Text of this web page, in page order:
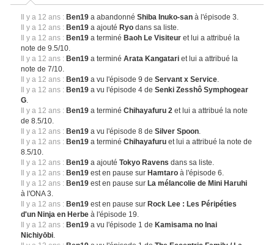
Il y a 12 ans : Ben19 a abandonnéShiba Inuko-san à l'épisode 3.
Il y a 12 ans : Ben19 a ajouté Ryo dans sa liste.
Il y a 12 ans : Ben19 a terminé Baoh Le Visiteuret lui a attribué la
note de 9.5/10.
Il y a 12 ans : Ben19 a terminéArata Kangatari et lui a attribué la
note de 7/10.
Il y a 12 ans : Ben19 a vu l'épisode 9 deServant x Service.
Il y a 12 ans : Ben19 a vu l'épisode 4 deSenki Zesshô Symphogear
G.
Il y a 12 ans : Ben19 a terminéChihayafuru 2 et lui a attribué la note
de 8.5/10.
Il y a 12 ans : Ben19 a vu l'épisode 8 deSilver Spoon.
Il y a 12 ans : Ben19 a terminéChihayafuru et lui a attribué la note de
8.5/10.
Il y a 12 ans : Ben19 a ajoutéTokyo Ravens dans sa liste.
Il y a 12 ans : Ben19 est en pause sur Hamtaro à l'épisode 6.
Il y a 12 ans : Ben19 est en pause sur La mélancolie de Mini Haruhi
à l'ONA 3.
Il y a 12 ans : Ben19 est en pause sur Rock Lee : Les Péripéties
d'un Ninja en Herbe à l'épisode 19.
Il y a 12 ans : Ben19 a vu l'épisode 1 de Kamisama no Inai
Nichiyōbi.